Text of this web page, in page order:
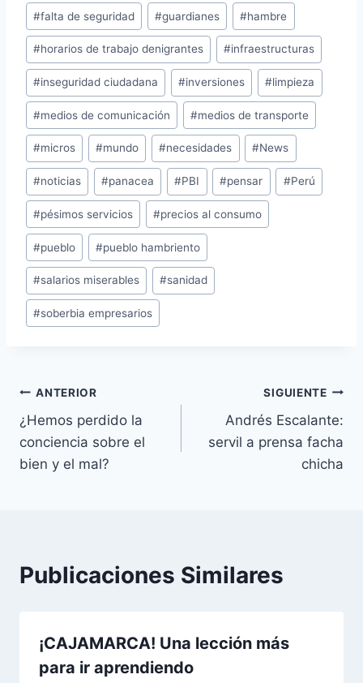
#falta de seguridad #guardianes #hambre
#horarios de trabajo denigrantes #infraestructuras
#inseguridad ciudadana #inversiones #limpieza
#medios de comunicación #medios de transporte
#micros #mundo #necesidades #News
#noticias #panacea #PBI #pensar #Perú
#pésimos servicios #precios al consumo
#pueblo #pueblo hambriento
#salarios miserables #sanidad
#soberbia empresarios
Navegación
de
entradas
ANTERIOR
¿Hemos perdido la
conciencia sobre el
bien y el mal?
SIGUIENTE
Andrés Escalante:
servil a prensa facha
chicha
Publicaciones Similares
¡CAJAMARCA! Una lección más
para ir aprendiendo